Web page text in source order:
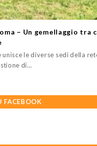
– Un gemellaggio tra
unisce le diverse sedi della
di…
FACEBOOK